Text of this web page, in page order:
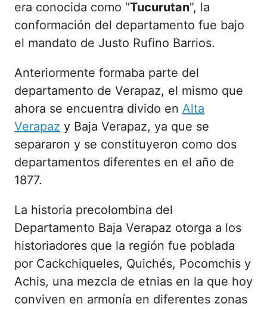
era conocida como “Tucurutan”, la
conformación del departamento fue bajo
el mandato de Justo Rufino Barrios.
Anteriormente formaba parte del
departamento de Verapaz, el mismo que
ahora se encuentra divido en Alta
Verapaz y Baja Verapaz, ya que se
separaron y se constituyeron como dos
departamentos diferentes en el año de
1877.
La historia precolombina del
Departamento Baja Verapaz otorga a los
historiadores que la región fue poblada
por Cackchiqueles, Quichés, Pocomchis y
Achis, una mezcla de etnias en la que hoy
conviven en armonía en diferentes zonas